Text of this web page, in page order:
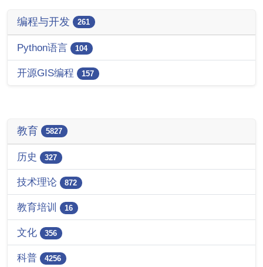
编程与开发 261
Python语言 104
开源GIS编程 157
教育 5827
历史 327
技术理论 872
教育培训 16
文化 356
科普 4256